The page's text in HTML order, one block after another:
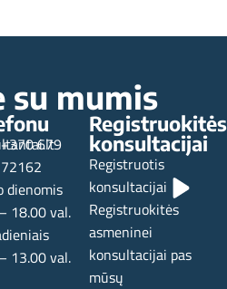
su mumis
+370 679
72162
dienomis
18.00 val.
13.00 val.
Registruokitės
konsultacijai
Registruotis
konsultacijai
Registruokitės
asmeninei
konsultacijai pas
mūsų